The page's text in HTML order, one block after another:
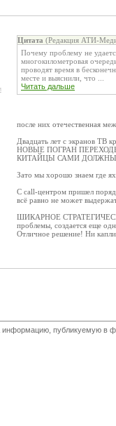
Цитата (Редакция АТИ-
Почему проблему не
многокилометровая
проводят время в
месте и выяснили, что ...
Читать дальше
после них отечественная
Двадцать лет с экранов
НОВЫЕ ПОГРАН
КИТАЙЦЫ САМИ ДОЛЖНЫ
Зато мы хорошо знаем где
С call-центром пришел
всё равно не может
ШИКАРНОЕ
проблемы, создается еще
Отличное решение! Ни
информацию, публикуемую